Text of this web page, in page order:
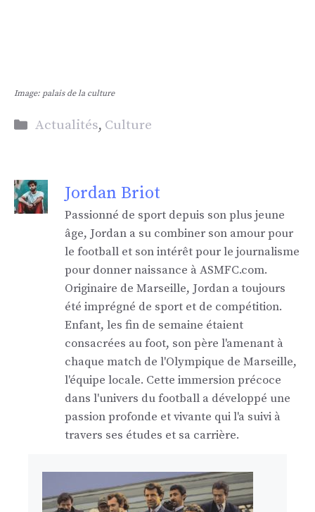
Image: palais de la culture
Catégories
Actualités, Culture
Jordan Briot
Passionné de sport depuis son plus jeune
âge, Jordan a su combiner son amour pour
le football et son intérêt pour le journalisme
pour donner naissance à ASMFC.com.
Originaire de Marseille, Jordan a toujours
été imprégné de sport et de compétition.
Enfant, les fin de semaine étaient
consacrées au foot, son père l'amenant à
chaque match de l'Olympique de Marseille,
l'équipe locale. Cette immersion précoce
dans l'univers du football a développé une
passion profonde et vivante qui l'a suivi à
travers ses études et sa carrière.